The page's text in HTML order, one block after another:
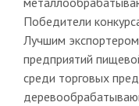
Победители
Лучшим
предприятий
среди торговых